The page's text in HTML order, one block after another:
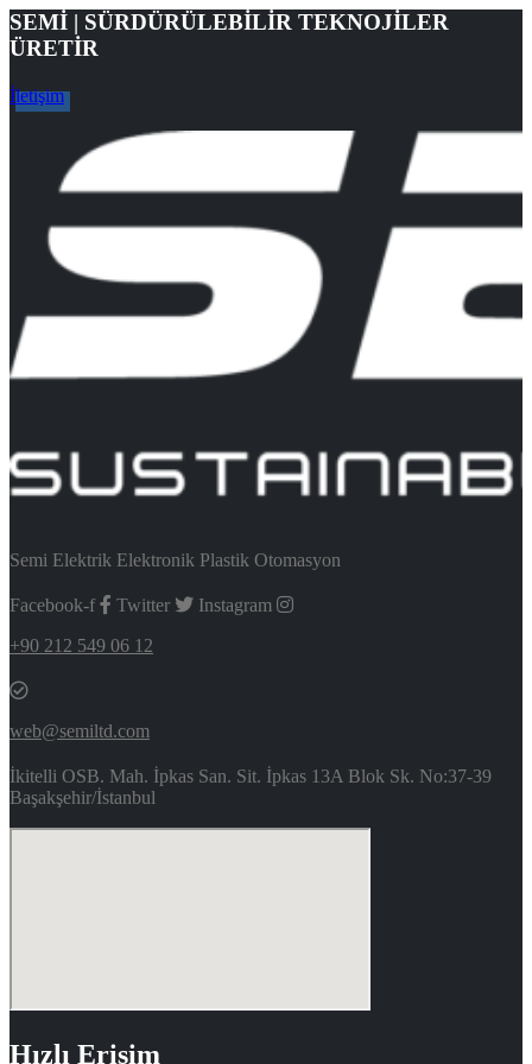
SEMİ | SÜRDÜRÜLEBİLİR TEKNOJİLER
ÜRETİR
İletişim
Semi Elektrik Elektronik Plastik Otomasyon
Facebook-f Twitter
Instagram
+90 212 549 06 12
web@semiltd.com
İkitelli OSB. Mah. İpkas San. Sit. İpkas 13A Blok Sk. No:37-39
Başakşehir/İstanbul
Hızlı Erişim